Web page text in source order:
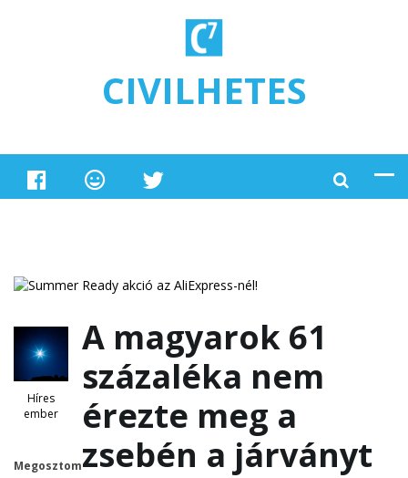
CIVILHETES
Híres
ember
Megosztom
A magyarok 61
százaléka nem
érezte meg a
zsebén a járványt